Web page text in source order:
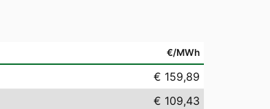
€/MWh
€ 159,89
€ 109,43